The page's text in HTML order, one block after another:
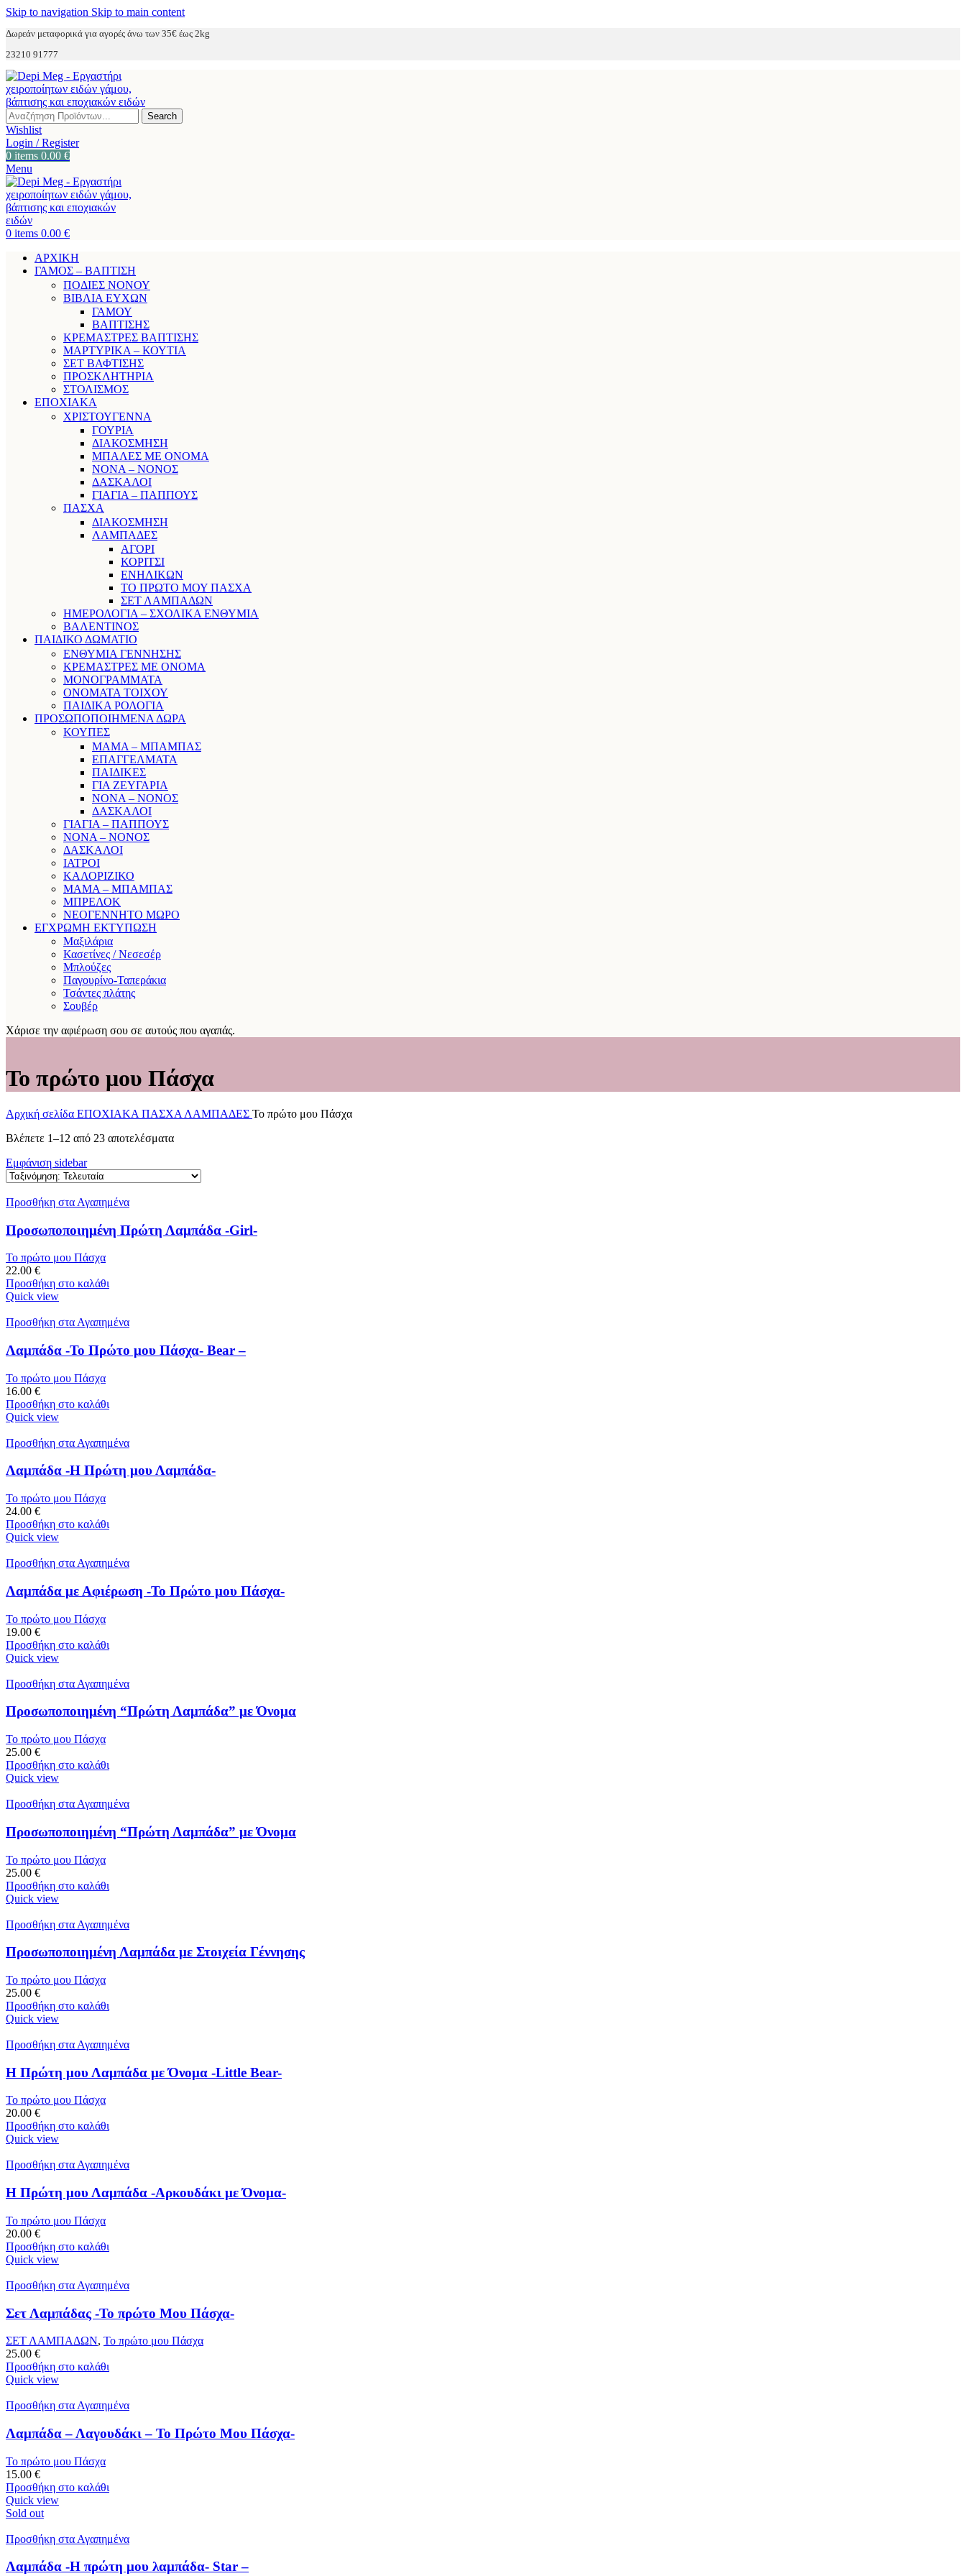
Skip to navigation Skip to main content
Δωρεάν μεταφορικά για αγορές άνω των 35€ έως 2kg
23210 91777
Search
Wishlist
Login / Register
0 items 0.00 €
Menu
0 items 0.00 €
ΑΡΧΙΚΗ
ΓΑΜΟΣ – ΒΑΠΤΙΣΗ
ΠΟΔΙΕΣ ΝΟΝΟΥ
ΒΙΒΛΙΑ ΕΥΧΩΝ
ΓΑΜΟΥ
ΒΑΠΤΙΣΗΣ
ΚΡΕΜΑΣΤΡΕΣ ΒΑΠΤΙΣΗΣ
ΜΑΡΤΥΡΙΚΑ – ΚΟΥΤΙΑ
ΣΕΤ ΒΑΦΤΙΣΗΣ
ΠΡΟΣΚΛΗΤΗΡΙΑ
ΣΤΟΛΙΣΜΟΣ
ΕΠΟΧΙΑΚΑ
ΧΡΙΣΤΟΥΓΕΝΝΑ
ΓΟΥΡΙΑ
ΔΙΑΚΟΣΜΗΣΗ
ΜΠΑΛΕΣ ΜΕ ΟΝΟΜΑ
ΝΟΝΑ – ΝΟΝΟΣ
ΔΑΣΚΑΛΟΙ
ΓΙΑΓΙΑ – ΠΑΠΠΟΥΣ
ΠΑΣΧΑ
ΔΙΑΚΟΣΜΗΣΗ
ΛΑΜΠΑΔΕΣ
ΑΓΟΡΙ
ΚΟΡΙΤΣΙ
ΕΝΗΛΙΚΩΝ
ΤΟ ΠΡΩΤΟ ΜΟΥ ΠΑΣΧΑ
ΣΕΤ ΛΑΜΠΑΔΩΝ
ΗΜΕΡΟΛΟΓΙΑ – ΣΧΟΛΙΚΑ ΕΝΘΥΜΙΑ
ΒΑΛΕΝΤΙΝΟΣ
ΠΑΙΔΙΚΟ ΔΩΜΑΤΙΟ
ΕΝΘΥΜΙΑ ΓΕΝΝΗΣΗΣ
ΚΡΕΜΑΣΤΡΕΣ ΜΕ ΟΝΟΜΑ
ΜΟΝΟΓΡΑΜΜΑΤΑ
ΟΝΟΜΑΤΑ ΤΟΙΧΟΥ
ΠΑΙΔΙΚΑ ΡΟΛΟΓΙΑ
ΠΡΟΣΩΠΟΠΟΙΗΜΕΝΑ ΔΩΡΑ
ΚΟΥΠΕΣ
ΜΑΜΑ – ΜΠΑΜΠΑΣ
ΕΠΑΓΓΕΛΜΑΤΑ
ΠΑΙΔΙΚΕΣ
ΓΙΑ ΖΕΥΓΑΡΙΑ
ΝΟΝΑ – ΝΟΝΟΣ
ΔΑΣΚΑΛΟΙ
ΓΙΑΓΙΑ – ΠΑΠΠΟΥΣ
ΝΟΝΑ – ΝΟΝΟΣ
ΔΑΣΚΑΛΟΙ
ΙΑΤΡΟΙ
ΚΑΛΟΡΙΖΙΚΟ
ΜΑΜΑ – ΜΠΑΜΠΑΣ
ΜΠΡΕΛΟΚ
ΝΕΟΓΕΝΝΗΤΟ ΜΩΡΟ
ΕΓΧΡΩΜΗ ΕΚΤΥΠΩΣΗ
Μαξιλάρια
Κασετίνες / Νεσεσέρ
Μπλούζες
Παγουρίνο-Ταπεράκια
Τσάντες πλάτης
Σουβέρ
Χάρισε την αφιέρωση σου σε αυτούς που αγαπάς.
Το πρώτο μου Πάσχα
Αρχική σελίδα ΕΠΟΧΙΑΚΑ ΠΑΣΧΑ ΛΑΜΠΑΔΕΣ Το πρώτο μου Πάσχα
Βλέπετε 1–12 από 23 αποτελέσματαSorted
Εμφάνιση sidebar
Προσθήκη στα Αγαπημένα
Προσωποποιημένη Πρώτη Λαμπάδα -Girl-
Το πρώτο μου Πάσχα
22.00 €
Προσθήκη στο καλάθι
Quick view
Προσθήκη στα Αγαπημένα
Λαμπάδα -Το Πρώτο μου Πάσχα- Bear –
Το πρώτο μου Πάσχα
16.00 €
Προσθήκη στο καλάθι
Quick view
Προσθήκη στα Αγαπημένα
Λαμπάδα -Η Πρώτη μου Λαμπάδα-
Το πρώτο μου Πάσχα
24.00 €
Προσθήκη στο καλάθι
Quick view
Προσθήκη στα Αγαπημένα
Λαμπάδα με Αφιέρωση -Το Πρώτο μου Πάσχα-
Το πρώτο μου Πάσχα
19.00 €
Προσθήκη στο καλάθι
Quick view
Προσθήκη στα Αγαπημένα
Προσωποποιημένη “Πρώτη Λαμπάδα” με Όνομα
Το πρώτο μου Πάσχα
25.00 €
Προσθήκη στο καλάθι
Quick view
Προσθήκη στα Αγαπημένα
Προσωποποιημένη “Πρώτη Λαμπάδα” με Όνομα
Το πρώτο μου Πάσχα
25.00 €
Προσθήκη στο καλάθι
Quick view
Προσθήκη στα Αγαπημένα
Προσωποποιημένη Λαμπάδα με Στοιχεία Γέννησης
Το πρώτο μου Πάσχα
25.00 €
Προσθήκη στο καλάθι
Quick view
Προσθήκη στα Αγαπημένα
Η Πρώτη μου Λαμπάδα με Όνομα -Little Bear-
Το πρώτο μου Πάσχα
20.00 €
Προσθήκη στο καλάθι
Quick view
Προσθήκη στα Αγαπημένα
Η Πρώτη μου Λαμπάδα -Αρκουδάκι με Όνομα-
Το πρώτο μου Πάσχα
20.00 €
Προσθήκη στο καλάθι
Quick view
Προσθήκη στα Αγαπημένα
Σετ Λαμπάδας -Το πρώτο Μου Πάσχα-
ΣΕΤ ΛΑΜΠΑΔΩΝ, Το πρώτο μου Πάσχα
25.00 €
Προσθήκη στο καλάθι
Quick view
Προσθήκη στα Αγαπημένα
Λαμπάδα – Λαγουδάκι – Το Πρώτο Μου Πάσχα-
Το πρώτο μου Πάσχα
15.00 €
Προσθήκη στο καλάθι
Quick view
Sold out
Προσθήκη στα Αγαπημένα
Λαμπάδα -Η πρώτη μου λαμπάδα- Star –